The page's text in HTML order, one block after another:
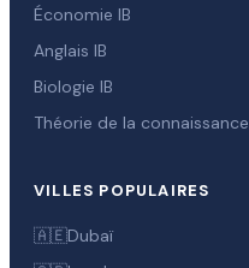
Économie IB
Anglais IB
Biologie IB
Théorie de la connaissance
VILLES POPULAIRES
🇦🇪Dubaï